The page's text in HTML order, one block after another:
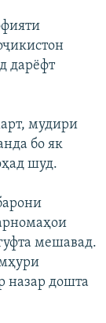
дарёфт
мудири
бо як
шуд.
мешавад.
назар дошта